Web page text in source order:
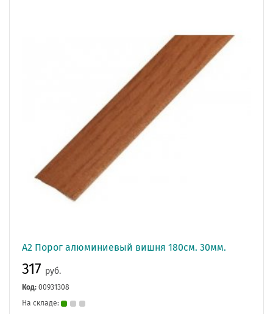
А2 Порог алюминиевый вишня 180см. 30мм.
317 руб.
Код: 00931308
На складе: